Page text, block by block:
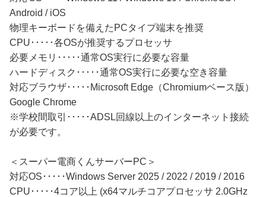
Android / iOS
物理キーボードを備えたPCタイプ端末を推奨
CPU･････各OSが推奨するプロセッサ
必要メモリ･････通常OS実行に必要な容量
ハードディスク･････通常OS実行に必要な空き容量
対応ブラウザ･････Microsoft Edge（Chromiumベース版）
Google Chrome
※学校間取引･････ADSL回線以上のインターネット接続
が必要です。
＜スーパー電商くんサーバーPC＞
対応OS･････Windows Server 2025 / 2022 / 2019 / 2016
CPU･････4コア以上 (x64マルチコアプロセッサ 2.0GHz